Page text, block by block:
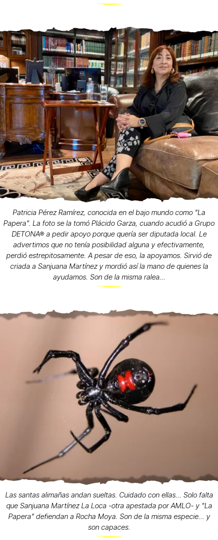
Patricia Pérez Ramírez, conocida en el bajo mundo como "La
Papera". La foto se la tomó Plácido Garza, cuando acudió a Grupo
DETONA® a pedir apoyo porque quería ser diputada local. Le
advertimos que no tenía posibilidad alguna y efectivamente,
perdió estrepitosamente. A pesar de eso, la apoyamos. Sirvió de
criada a Sanjuana Martínez y mordió así la mano de quienes la
ayudamos. Son de la misma ralea...
Las santas alimañas andan sueltas. Cuidado con ellas... Solo falta
que Sanjuana Martínez La Loca -otra apestada por AMLO- y "La
Papera" defiendan a Rocha Moya. Son de la misma especie... y
son capaces.